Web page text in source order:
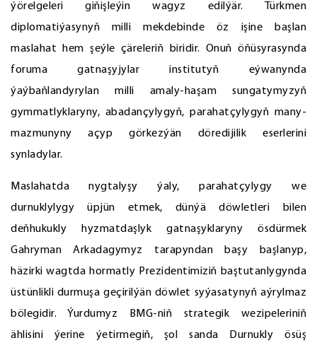
ýörelgeleri giňişleýin wagyz edilýär. Türkmen
diplomatiýasynyň milli mekdebinde öz işine başlan
maslahat hem şeýle çäreleriň biridir. Onuň öňüsyrasynda
foruma gatnaşyjylar institutyň eýwanynda
ýaýbaňlandyrylan milli amaly-haşam sungatymyzyň
gymmatlyklaryny, abadançylygyň, parahatçylygyň many-
mazmunyny açyp görkezýän döredijilik eserlerini
synladylar.
Maslahatda nygtalyşy ýaly, parahatçylygy we
durnuklylygy üpjün etmek, dünýä döwletleri bilen
deňhukukly hyzmatdaşlyk gatnaşyklaryny ösdürmek
Gahryman Arkadagymyz tarapyndan başy başlanyp,
häzirki wagtda hormatly Prezidentimiziň baştutanlygynda
üstünlikli durmuşa geçirilýän döwlet syýasatynyň aýrylmaz
bölegidir. Ýurdumyz BMG-niň strategik wezipeleriniň
ählisini ýerine ýetirmegiň, şol sanda Durnukly ösüş